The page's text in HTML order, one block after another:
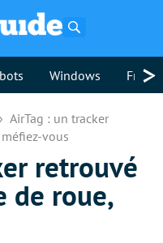
Windows >
AirTag : un tracker
vous
retrouvé
de roue,